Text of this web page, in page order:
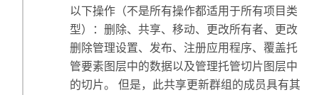
以下操作（不是所有操作都适用于所有项目类
型）：删除、共享、移动、更改所有者、更改
删除管理设置、发布、注册应用程序、覆盖托
管要素图层中的数据以及管理托管切片图层中
的切片。 但是，此共享更新群组的成员具有其